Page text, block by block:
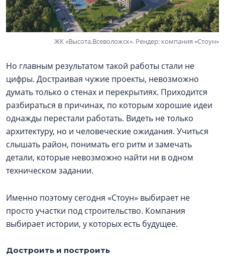
ЖК «Высота.Всеволожск». Рендер: компания «Стоун»
Но главным результатом такой работы стали не
цифры. Достраивая чужие проекты, невозможно
думать только о стенах и перекрытиях. Приходится
разбираться в причинах, по которым хорошие идеи
однажды перестали работать. Видеть не только
архитектуру, но и человеческие ожидания. Учиться
слышать район, понимать его ритм и замечать
детали, которые невозможно найти ни в одном
техническом задании.
Именно поэтому сегодня «Стоун» выбирает не
просто участки под строительство. Компания
выбирает истории, у которых есть будущее.
Достроить и построить